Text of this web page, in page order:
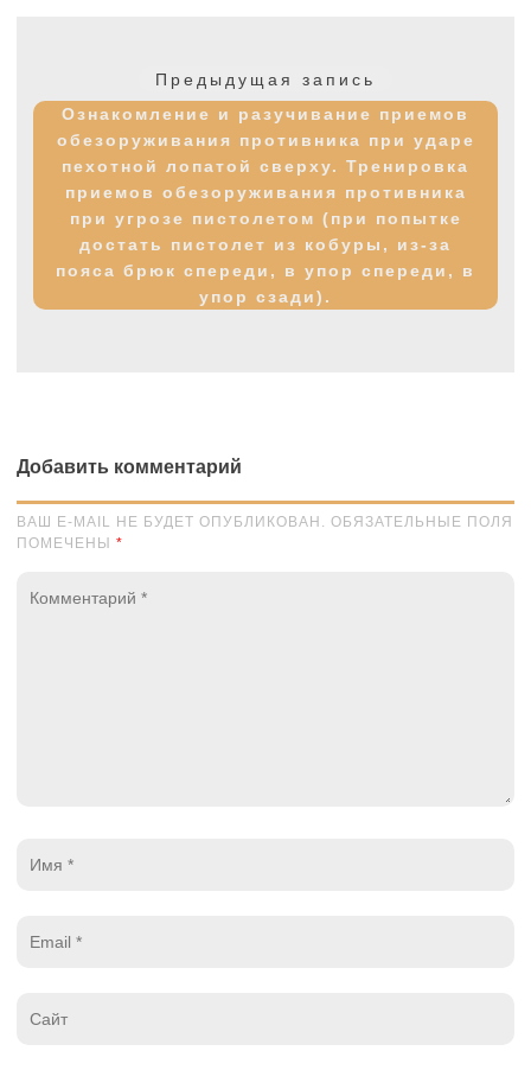
Предыдущая запись
запись:
Ознакомление и разучивание приемов
обезоруживания противника при ударе
пехотной лопатой сверху. Тренировка
приемов обезоруживания противника
при угрозе пистолетом (при попытке
достать пистолет из кобуры, из-за
пояса брюк спереди, в упор спереди, в
упор сзади).
Добавить комментарий
ВАШ E-MAIL НЕ БУДЕТ ОПУБЛИКОВАН. ОБЯЗАТЕЛЬНЫЕ ПОЛЯ
ПОМЕЧЕНЫ *